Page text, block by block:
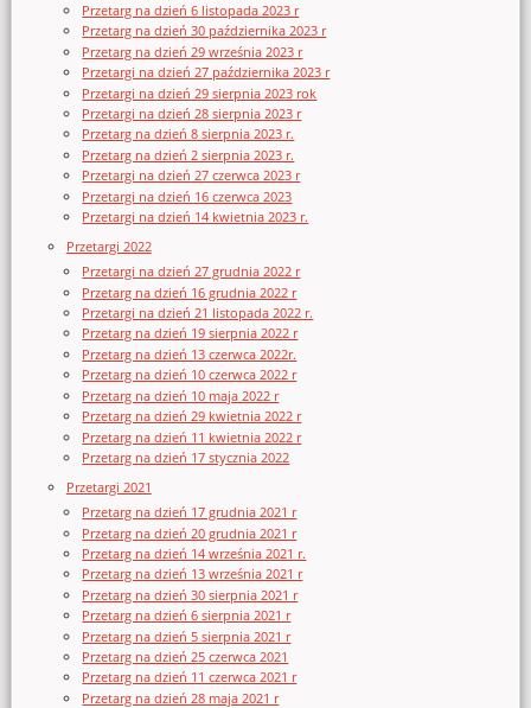
Przetarg na dzień 6 listopada 2023 r
Przetarg na dzień 30 października 2023 r
Przetarg na dzień 29 września 2023 r
Przetargi na dzień 27 października 2023 r
Przetargi na dzień 29 sierpnia 2023 rok
Przetargi na dzień 28 sierpnia 2023 r
Przetarg na dzień 8 sierpnia 2023 r.
Przetarg na dzień 2 sierpnia 2023 r.
Przetargi na dzień 27 czerwca 2023 r
Przetargi na dzień 16 czerwca 2023
Przetargi na dzień 14 kwietnia 2023 r.
Przetargi 2022
Przetargi na dzień 27 grudnia 2022 r
Przetarg na dzień 16 grudnia 2022 r
Przetargi na dzień 21 listopada 2022 r.
Przetarg na dzień 19 sierpnia 2022 r
Przetarg na dzień 13 czerwca 2022r.
Przetarg na dzień 10 czerwca 2022 r
Przetarg na dzień 10 maja 2022 r
Przetarg na dzień 29 kwietnia 2022 r
Przetarg na dzień 11 kwietnia 2022 r
Przetarg na dzień 17 stycznia 2022
Przetargi 2021
Przetarg na dzień 17 grudnia 2021 r
Przetarg na dzień 20 grudnia 2021 r
Przetarg na dzień 14 września 2021 r.
Przetarg na dzień 13 września 2021 r
Przetarg na dzień 30 sierpnia 2021 r
Przetarg na dzień 6 sierpnia 2021 r
Przetarg na dzień 5 sierpnia 2021 r
Przetarg na dzień 25 czerwca 2021
Przetarg na dzień 11 czerwca 2021 r
Przetarg na dzień 28 maja 2021 r